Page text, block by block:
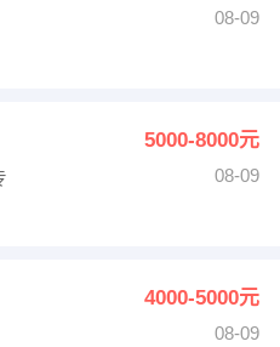
08-09
5000-8000元
08-09
4000-5000元
08-09